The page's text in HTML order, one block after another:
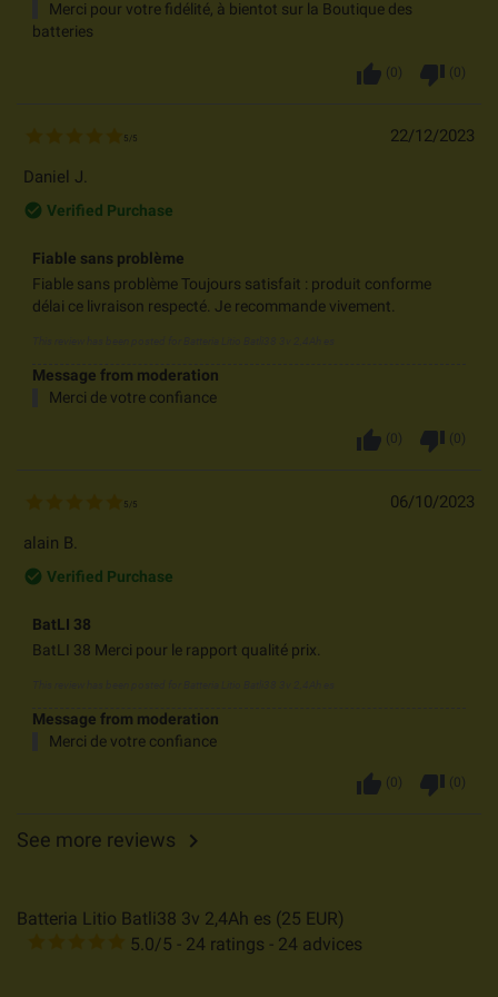
Merci pour votre fidélité, à bientot sur la Boutique des
batteries
thumb_up (0 ) thumb_down (0 )
5 5 22/12/2023
Daniel J.
check_circle_outline
Verified Purchase
Fiable sans problème
Fiable sans problème Toujours satisfait : produit conforme
délai ce livraison respecté. Je recommande vivement.
Message from moderation
Merci de votre confiance
thumb_up (0 ) thumb_down (0 )
5 5 06/10/2023
alain B.
check_circle_outline
Verified Purchase
BatLI 38
BatLI 38 Merci pour le rapport qualité prix.
Message from moderation
Merci de votre confiance
thumb_up (0 ) thumb_down (0 )
See more reviews 
Batteria Litio Batli38 3v 2,4Ah es (25 EUR)
5.0/5 - 24 ratings - 24 advices